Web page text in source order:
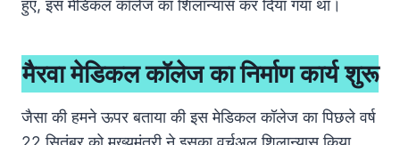
हुए, इस मेडिकल कॉलेज का शिलान्यास कर दिया गया था।
मैरवा मेडिकल कॉलेज का निर्माण कार्य शुरू
जैसा की हमने ऊपर बताया की इस मेडिकल कॉलेज का पिछले वर्ष